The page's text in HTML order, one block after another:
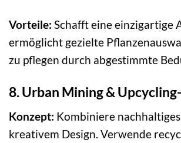
Vorteile: Schafft eine einzigartige
ermöglicht gezielte
zu pflegen durch abgestimmte
8. Urban Mining &
Konzept: Kombiniere
kreativem Design. Verwende